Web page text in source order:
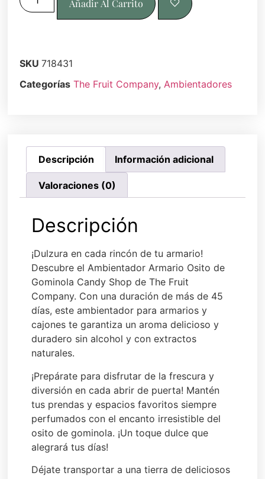
Añadir Al Carrito
SKU718431
Categorías The Fruit Company, Ambientadores
Descripción Información adicional
Valoraciones (0)
Descripción
¡Dulzura en cada rincón de tu armario!
Descubre el Ambientador Armario Osito de
Gominola Candy Shop de The Fruit
Company. Con una duración de más de 45
días, este ambientador para armarios y
cajones te garantiza un aroma delicioso y
duradero sin alcohol y con extractos
naturales.
¡Prepárate para disfrutar de la frescura y
diversión en cada abrir de puerta! Mantén
tus prendas y espacios favoritos siempre
perfumados con el encanto irresistible del
osito de gominola. ¡Un toque dulce que
alegrará tus días!
Déjate transportar a una tierra de deliciosos